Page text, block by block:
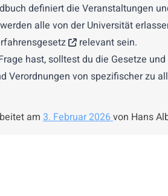
definiert die Veranstaltungen
alle von der Universität
relevant sein.
hast, solltest du die Gesetze
Verordnungen von spezifischer zu
am 3. Februar 2026von Hans